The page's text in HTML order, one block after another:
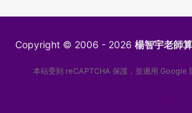
Copyright © 2006 - 2026 楊智宇老師
本站受到 reCAPTCHA 保護，並適用 Google